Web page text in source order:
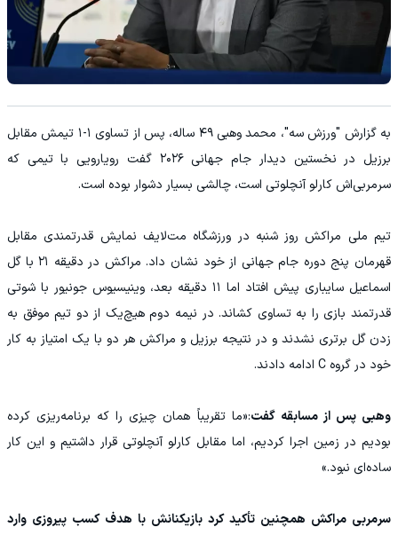
به گزارش "ورزش سه"، محمد وهبی ۴۹ ساله، پس از تساوی ۱-۱ تیمش مقابل
‌برزیل در نخستین دیدار جام جهانی ۲۰۲۶ گفت رویارویی با تیمی که
سرمربی‌اش کارلو آنچلوتی است، چالشی بسیار دشوار بوده است.
تیم ملی ‌مراکش روز شنبه در ورزشگاه ‌مت‌لایف نمایش قدرتمندی مقابل
قهرمان پنج دوره جام جهانی از خود نشان داد. مراکش در دقیقه ۲۱ با گل
‌اسماعیل سایباری پیش افتاد اما ۱۱ دقیقه بعد، ‌وینیسیوس جونیور با شوتی
قدرتمند بازی را به تساوی کشاند. در نیمه دوم هیچ‌یک از دو تیم موفق به
زدن گل برتری نشدند و در نتیجه برزیل و مراکش هر دو با یک امتیاز به کار
خود در گروه C ادامه دادند.
وهبی پس از مسابقه گفت:«ما تقریباً همان چیزی را که برنامه‌ریزی کرده
بودیم در زمین اجرا کردیم، اما مقابل کارلو آنچلوتی قرار داشتیم و این کار
ساده‌ای نبود.»
سرمربی مراکش همچنین تأکید کرد بازیکنانش با هدف کسب پیروزی وارد